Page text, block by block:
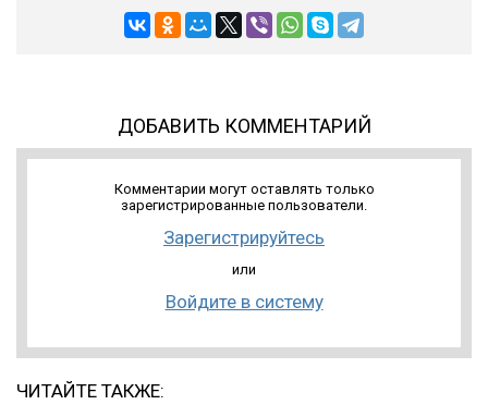
ДОБАВИТЬ КОММЕНТАРИЙ
Комментарии могут оставлять только
зарегистрированные пользователи.
Зарегистрируйтесь
или
Войдите в систему
ЧИТАЙТЕ ТАКЖЕ: